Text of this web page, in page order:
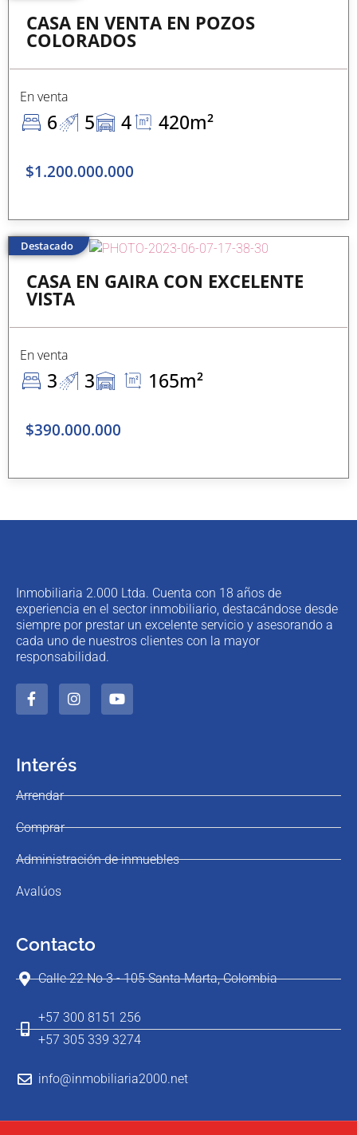
CASA EN VENTA EN POZOS
COLORADOS
En venta
6 5 4 420m²
$1.200.000.000
CASA EN GAIRA CON EXCELENTE
VISTA
En venta
3 3 165m²
$390.000.000
Destacado
Inmobiliaria 2.000 Ltda. Cuenta con 18 años de
experiencia en el sector inmobiliario, destacándose desde
siempre por prestar un excelente servicio y asesorando a
cada uno de nuestros clientes con la mayor
responsabilidad.
Interés
Arrendar
Comprar
Administración de inmuebles
Avalúos
Contacto
Calle 22 No 3 - 105 Santa Marta, Colombia
+57 300 8151 256
+57 305 339 3274
info@inmobiliaria2000.net